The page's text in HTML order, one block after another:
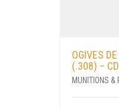
OGIVES
(.308) –
MUNITIONS &